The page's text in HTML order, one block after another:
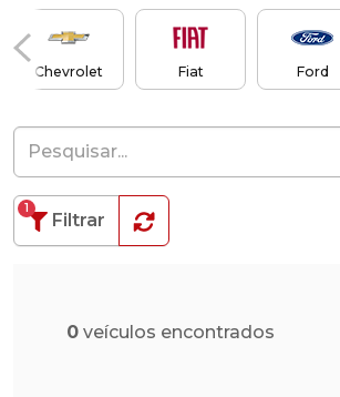
Chevrolet Fiat Ford
Filtrar
1
0 veículos encontrados